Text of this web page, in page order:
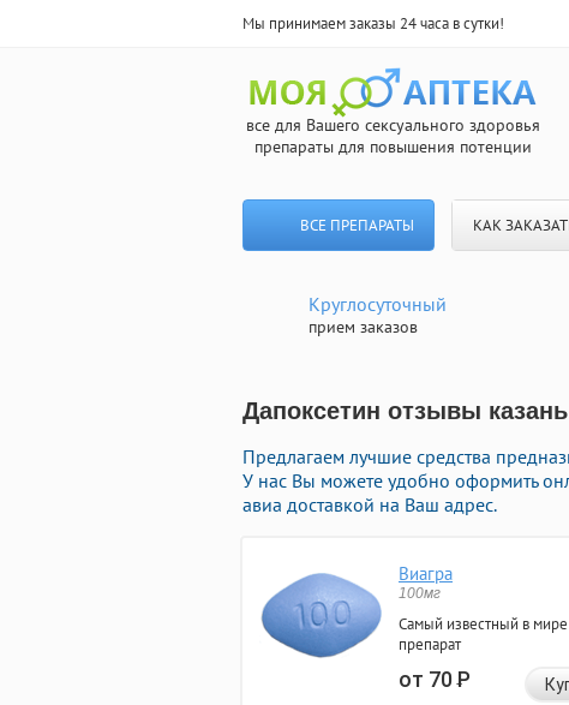
Мы принимаем заказы 24 часа в сутки!
все для Вашего сексуального здоровья
препараты для повышения потенции
ВСЕ ПРЕПАРАТЫ КАК
Круглосуточный
прием заказов
Дапоксетин отзывы
Предлагаем лучшие средства
У нас Вы можете удобно оформить
авиа доставкой на Ваш адрес.
Виагра
100мг
Самый известный в мире
препарат
от 70Р